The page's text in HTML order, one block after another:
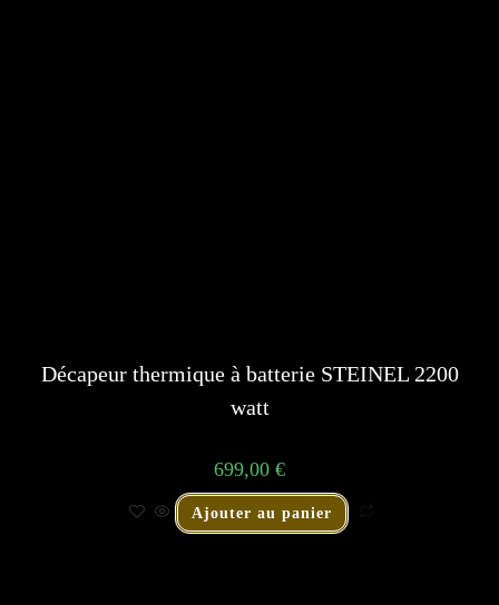
Décapeur thermique à batterie STEINEL 2200
watt
699,00 €
Ajouter au panier